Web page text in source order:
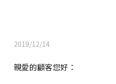
2019/12/14
親愛的顧客您好：